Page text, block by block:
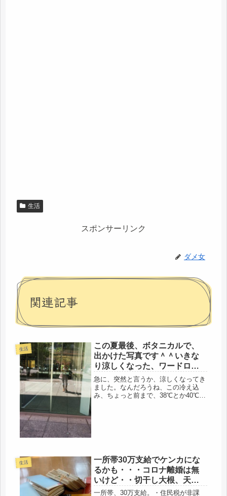
生活
スポンサーリンク
ダメ女
関連記事
生活
この夏最後、ボタニカルで、
出かけた写真です＾＾いきな
り涼しくなった、ワードロー
ブ、考えよっ・・焼きソバ３
連
急に、突然と言うか、涼しくなってき
ました。なんだろうね、この冷え込
み、ちょっと前まで、38℃とか40℃と
生活
一所帯30万支給でケンカにな
るかも・・・コロナ離婚は無
いけど・・切干し大根、天ぷ
ら蕎麦
一所帯、30万支給。・住民税が非課